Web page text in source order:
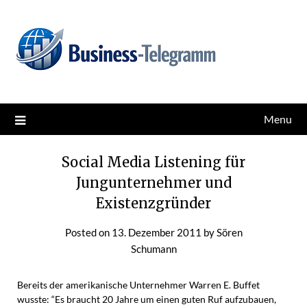
content
Business-Telegramm
Menu
Social Media Listening für
Jungunternehmer und
Existenzgründer
Posted on 13. Dezember 2011 bySören
Schumann
Bereits der amerikanische Unternehmer Warren E. Buffet
wusste: “Es braucht 20 Jahre um einen guten Ruf aufzubauen,